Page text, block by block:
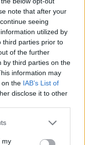
note that after your
seeing
utilized by
third parties prior to
of the further
by third parties on the
information may
on the IAB’s List of
disclose it to other
my
Κωνσταντίνου
νομαρχίας ,
μέχρι το ύψος
κλειστή για τα
για